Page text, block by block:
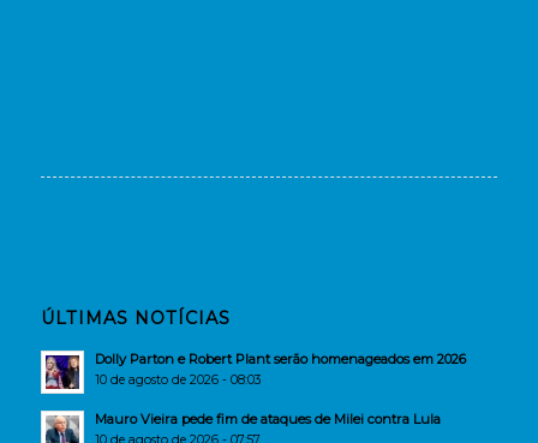
ÚLTIMAS NOTÍCIAS
Dolly Parton e Robert Plant serão homenageados em 2026
10 de agosto de 2026 - 08:03
Mauro Vieira pede fim de ataques de Milei contra Lula
10 de agosto de 2026 - 07:57